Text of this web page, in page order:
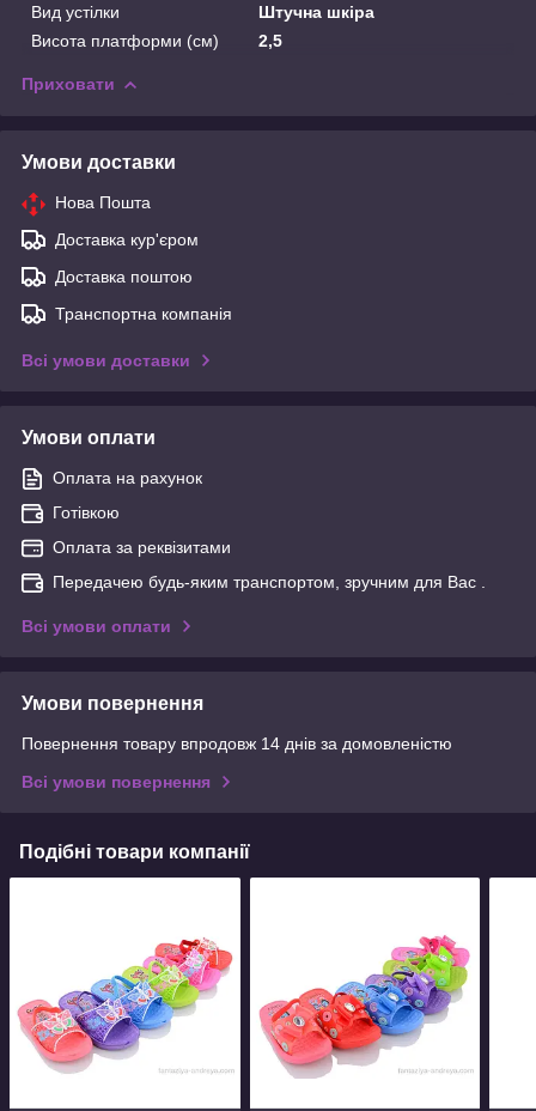
Вид устілки
Штучна шкіра
Висота платформи (см)
2,5
Приховати
Умови доставки
Нова Пошта
Доставка кур'єром
Доставка поштою
Транспортна компанія
Всі умови доставки
Умови оплати
Оплата на рахунок
Готівкою
Оплата за реквізитами
Передачею будь-яким транспортом, зручним для Вас .
Всі умови оплати
Умови повернення
Повернення товару впродовж 14 днів за домовленістю
Всі умови повернення
Подібні товари компанії